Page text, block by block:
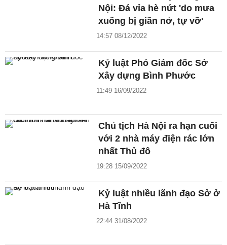
Nội: Đá vỉa hè nứt 'do mưa
xuống bị giãn nở, tự vỡ'
14:57 08/12/2022
Kỷ luật Phó Giám đốc Sở
Xây dựng Bình Phước
11:49 16/09/2022
Chủ tịch Hà Nội ra hạn cuối
với 2 nhà máy điện rác lớn
nhất Thủ đô
19:28 15/09/2022
Kỷ luật nhiều lãnh đạo Sở ở
Hà Tĩnh
22:44 31/08/2022